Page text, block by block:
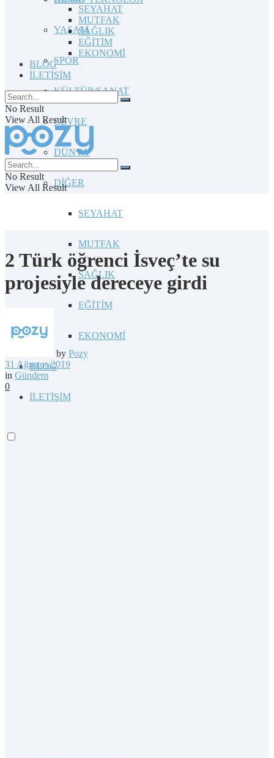
YAŞAM
SPOR
KÜLTÜR/SANAT
ÇEVRE
DÜNYA
DİĞER
SEYAHAT
MUTFAK
SAĞLIK
EĞİTİM
EKONOMİ
BLOG
İLETİŞİM
SEYAHAT
MUTFAK
SAĞLIK
EĞİTİM
EKONOMİ
BLOG
İLETİŞİM
No Result
View All Result
No Result
View All Result
2 Türk öğrenci İsveç’te su
projesiyle dereceye girdi
by Pozy
31 Ağustos 2019
in Gündem
0